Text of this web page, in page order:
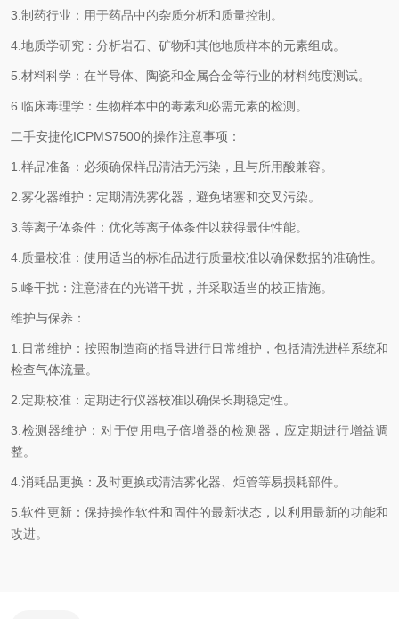
3.制药行业：用于药品中的杂质分析和质量控制。
4.地质学研究：分析岩石、矿物和其他地质样本的元素组成。
5.材料科学：在半导体、陶瓷和金属合金等行业的材料纯度测试。
6.临床毒理学：生物样本中的毒素和必需元素的检测。
二手安捷伦ICPMS7500的操作注意事项：
1.样品准备：必须确保样品清洁无污染，且与所用酸兼容。
2.雾化器维护：定期清洗雾化器，避免堵塞和交叉污染。
3.等离子体条件：优化等离子体条件以获得最佳性能。
4.质量校准：使用适当的标准品进行质量校准以确保数据的准确性。
5.峰干扰：注意潜在的光谱干扰，并采取适当的校正措施。
维护与保养：
1.日常维护：按照制造商的指导进行日常维护，包括清洗进样系统和
检查气体流量。
2.定期校准：定期进行仪器校准以确保长期稳定性。
3.检测器维护：对于使用电子倍增器的检测器，应定期进行增益调
整。
4.消耗品更换：及时更换或清洁雾化器、炬管等易损耗部件。
5.软件更新：保持操作软件和固件的最新状态，以利用最新的功能和
改进。